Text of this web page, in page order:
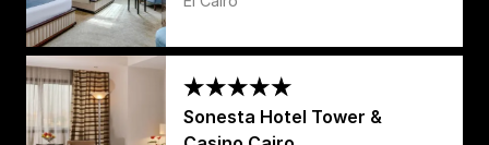
Sonesta Hotel Tower &